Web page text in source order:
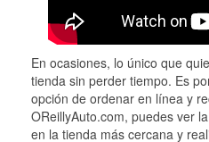
En ocasiones, lo único que
tienda sin perder tiempo. Es
opción de ordenar en línea y
OReillyAuto.com, puedes ver
en la tienda más cercana y